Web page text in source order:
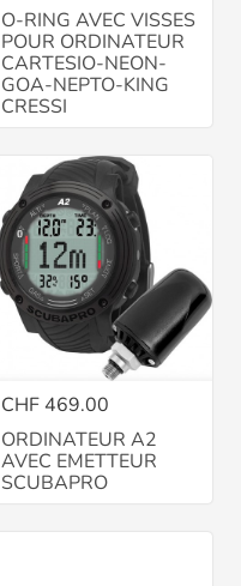
O-RING AVEC VISSES
POUR ORDINATEUR
CARTESIO-NEON-
GOA-NEPTO-KING
CRESSI
CHF 469.00
ORDINATEUR A2
AVEC EMETTEUR
SCUBAPRO